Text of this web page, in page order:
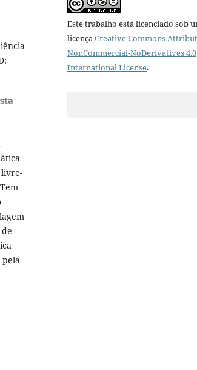
livre-
pela
Este trabalho está licenciado sob
licençaCreative Commons
NonCommercial-NoDerivatives 4.0
International License.